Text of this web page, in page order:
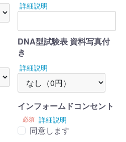
詳細説明
DNA型試験表 資料写真付
き
詳細説明
インフォームドコンセント
必須 詳細説明
同意します